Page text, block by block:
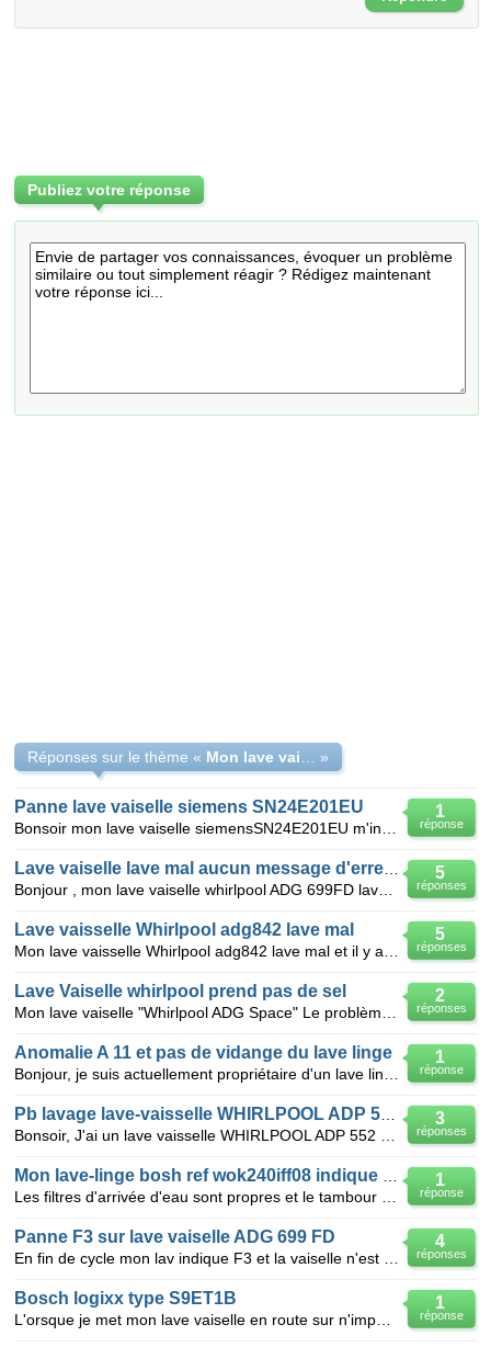
Publiez votre réponse
Réponses sur le thème « »
1
réponse
Panne lave vaiselle siemens SN24E201EU
5
réponses
5
réponses
Lave vaisselle Whirlpool adg842 lave mal
2
réponses
Lave Vaiselle whirlpool prend pas de sel
1
réponse
Anomalie A 11 et pas de vidange du lave linge
3
réponses
1
réponse
4
réponses
Panne F3 sur lave vaiselle ADG 699 FD
1
réponse
Bosch logixx type S9ET1B